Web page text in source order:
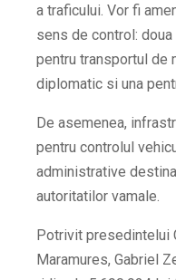
a traficului. Vor fi
sens de control:
pentru transportul de
diplomatic si una
De asemenea,
pentru controlul
administrative
autoritatilor vamale.
Potrivit presedintelui
Maramures, Gabriel